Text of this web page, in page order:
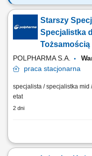
Jakie będą Twoje
powykonawczej
dokumentów, które są
majątek Spółki;
rozwiązań kolizji istniejącej
Starszy
Specjalistka
Tożsamością
POLPHARMA S.A.
praca stacjonarna
specjalista / specjalistka mid
etat
2 dni
Na tym stanowisku